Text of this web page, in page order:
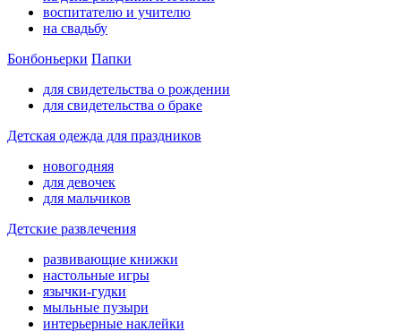
воспитателю и учителю
на свадьбу
Бонбоньерки Папки
для свидетельства о рождении
для свидетельства о браке
Детская одежда для праздников
новогодняя
для девочек
для мальчиков
Детские развлечения
развивающие книжки
настольные игры
язычки-гудки
мыльные пузыри
интерьерные наклейки